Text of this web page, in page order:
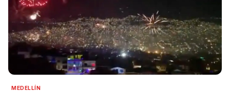
MEDELLÍN